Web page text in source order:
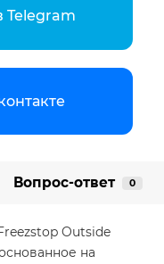
Telegram
Вопрос-ответ 0
Outside
на